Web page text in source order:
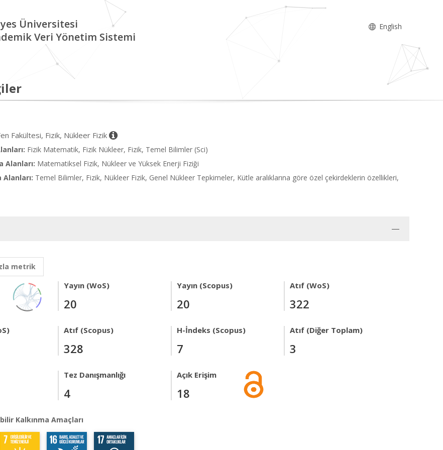
Üniversitesi
Veri Yönetim Sistemi
English
Fakültesi, Fizik, Nükleer Fizik
Fizik Matematik, Fizik Nükleer, Fizik, Temel Bilimler (Sci)
Alanları: Matematiksel Fizik, Nükleer ve Yüksek Enerji Fiziği
Alanları: Temel Bilimler, Fizik, Nükleer Fizik, Genel Nükleer Tepkimeler, Kütle aralıklarına göre özel çekirdeklerin özellikleri,
metrik
Yayın (WoS)
20
Yayın (Scopus)
20
Atıf (WoS)
322
Atıf (Scopus)
328
H-İndeks (Scopus)
7
Atıf (Diğer Toplam)
3
Tez Danışmanlığı
4
Açık Erişim
18
Kalkınma Amaçları